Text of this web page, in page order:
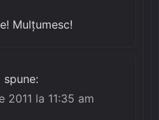
Mulțumesc!
spune:
2011 la 11:35 am